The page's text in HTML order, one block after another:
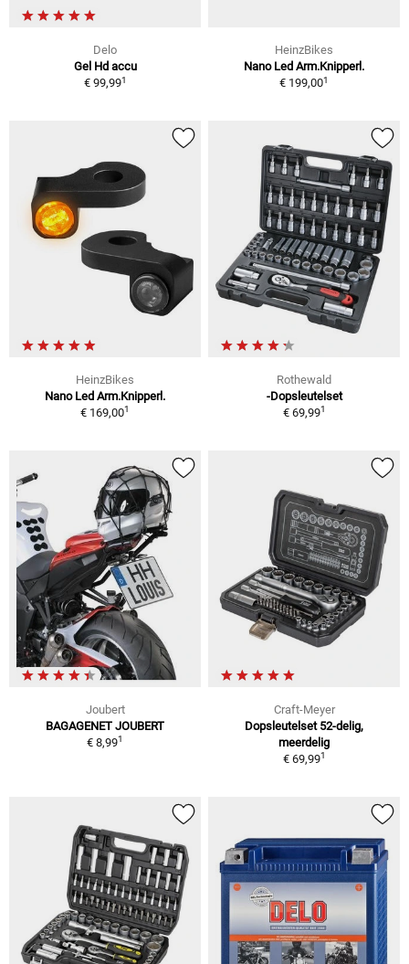
Delo
Gel Hd accu
€ 99,991
HeinzBikes
Nano Led Arm.Knipperl.
€ 199,001
HeinzBikes
Nano Led Arm.Knipperl.
€ 169,001
Rothewald
-Dopsleutelset
€ 69,991
Joubert
BAGAGENET JOUBERT
€ 8,991
Craft-Meyer
Dopsleutelset 52-delig,
meerdelig
€ 69,991